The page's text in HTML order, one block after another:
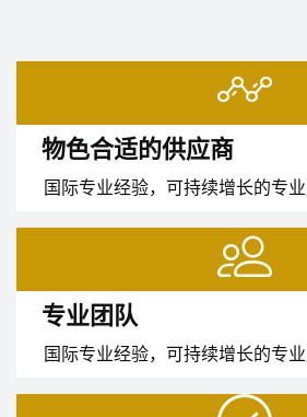
物色合适的供应商
国际专业经验，可持续增长的专业
专业团队
国际专业经验，可持续增长的专业